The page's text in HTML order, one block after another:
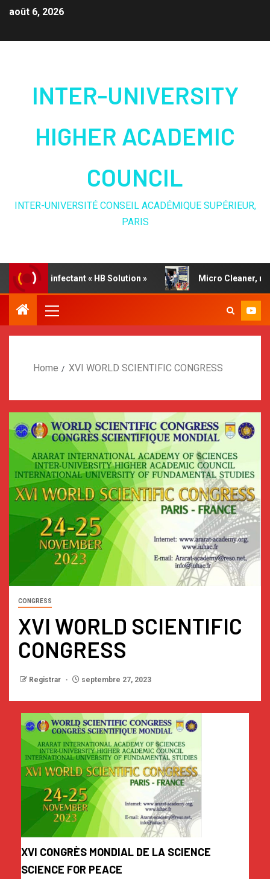
août 6, 2026
INTER-UNIVERSITY
HIGHER ACADEMIC
COUNCIL
INTER-UNIVERSITÉ CONSEIL ACADÉMIQUE SUPÉRIEUR,
PARIS
disinfectant « HB Solution » Micro Cleaner, report
Home XVI WORLD SCIENTIFIC CONGRESS
CONGRESS
XVI WORLD SCIENTIFIC
CONGRESS
Registrar septembre 27, 2023
XVI CONGRÈS MONDIAL DE LA SCIENCE
SCIENCE FOR PEACE